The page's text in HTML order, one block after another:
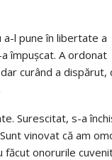
l pune în libertate a
împușcat. A ordonat
curând a dispărut,
Surescitat, s-a
vinovat că am
făcut onorurile